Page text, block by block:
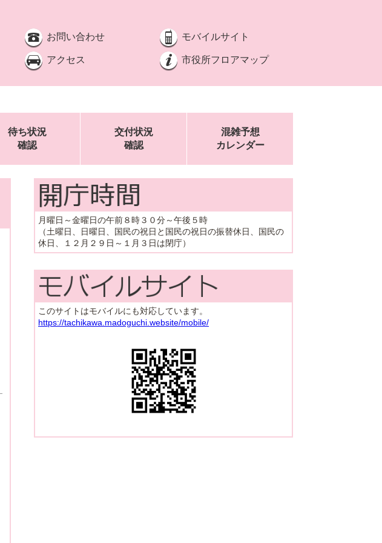
お問い合わせ モバイルサイト
アクセス 市役所フロアマップ
待ち状況
確認
交付状況
確認
混雑予想
カレンダー
月曜日～金曜日の午前８時３０分～午後５時
（土曜日、日曜日、国民の祝日と国民の祝日の振替休日、国民の
休日、１２月２９日～１月３日は閉庁）
このサイトはモバイルにも対応しています。
https://tachikawa.madoguchi.website/mobile/